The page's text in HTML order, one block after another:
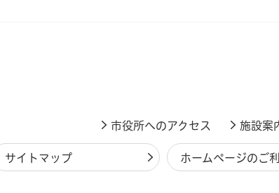
市役所へのアクセス 施設案
サイトマップ ホームページのご